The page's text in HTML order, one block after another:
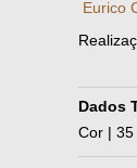
Eurico
Dados
Cor | 35